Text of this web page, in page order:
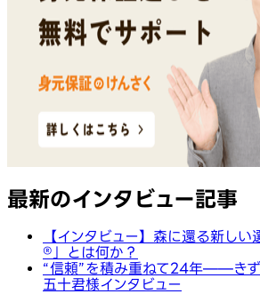
最新のインタビュー記事
【インタビュー】森に還る新し
®︎」とは何か？
“信頼”を積み重ねて24年——きず
五十君様インタビュー